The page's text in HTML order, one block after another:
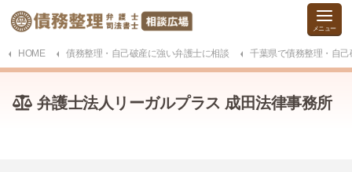
HOME 債務整理・自己破産に強い弁護士に相談 千葉県で債務整理・自
弁護士法人リーガルプラス 成田法律事務所